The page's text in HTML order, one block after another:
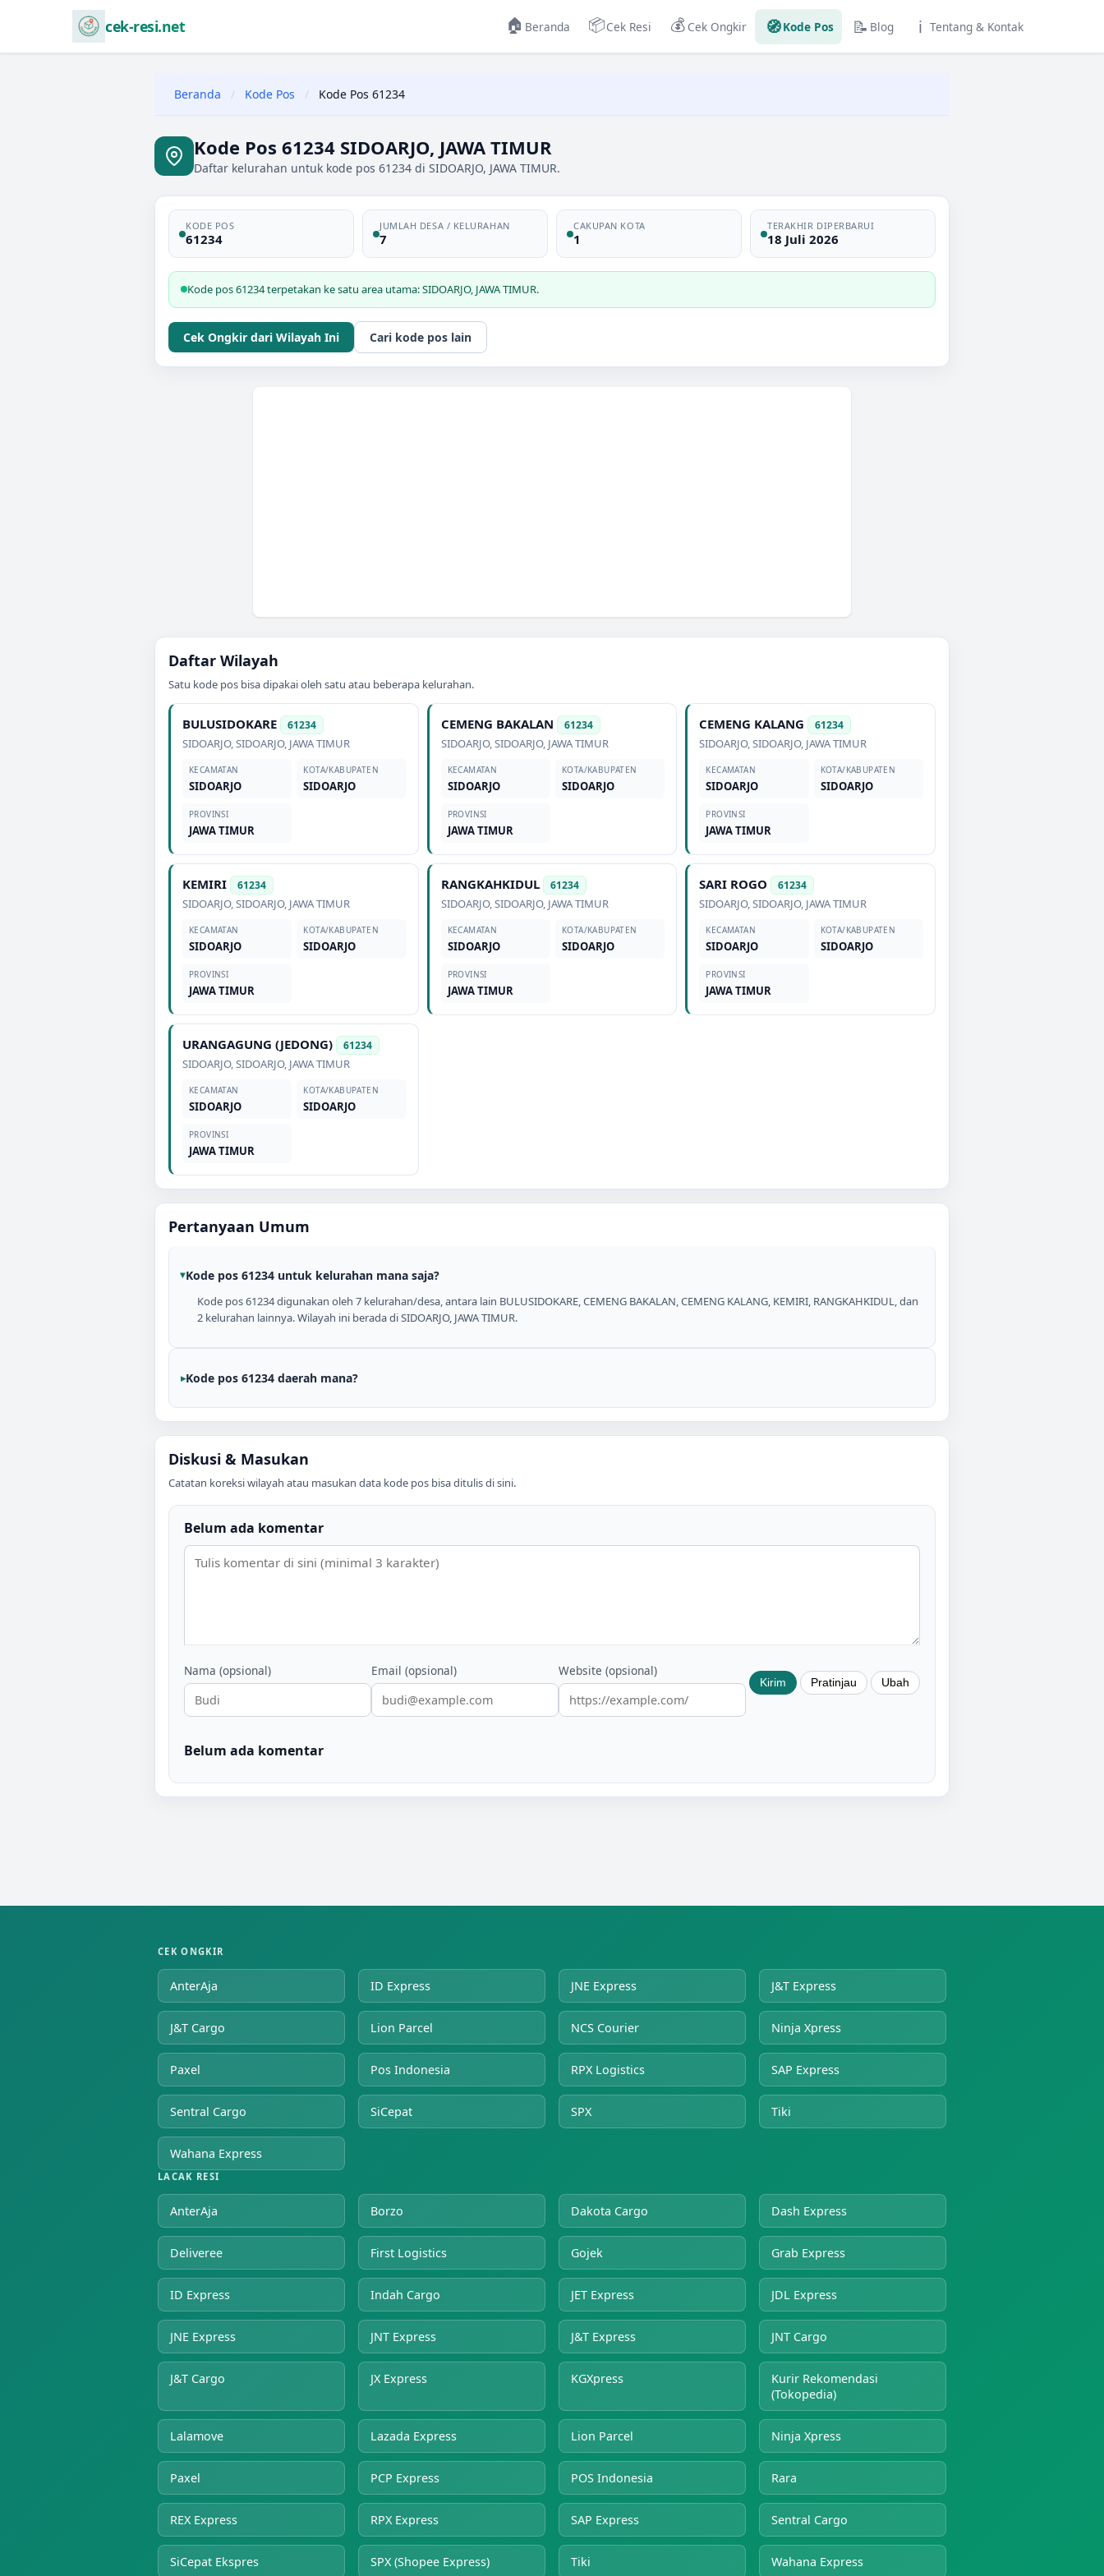
cek-resi.net 🏠 Beranda 📦Cek Resi 💰 Cek Ongkir 🧭Kode Pos 📝 Blog ℹ️ Tentang & Kontak
Beranda / Kode Pos / Kode Pos 61234
Kode Pos 61234 SIDOARJO, JAWA TIMUR
Daftar kelurahan untuk kode pos 61234 di SIDOARJO, JAWA TIMUR.
KODE POS
61234
JUMLAH DESA / KELURAHAN
7
CAKUPAN KOTA
1
TERAKHIR DIPERBARUI
18 Juli 2026
Kode pos 61234 terpetakan ke satu area utama: SIDOARJO, JAWA TIMUR.
Cek Ongkir dari Wilayah Ini Cari kode pos lain
Daftar Wilayah
Satu kode pos bisa dipakai oleh satu atau beberapa kelurahan.
BULUSIDOKARE 61234
SIDOARJO,SIDOARJO, JAWA TIMUR
KECAMATAN
SIDOARJO
KOTA/KABUPATEN
SIDOARJO
PROVINSI
JAWA TIMUR
CEMENG BAKALAN 61234
SIDOARJO,SIDOARJO, JAWA TIMUR
KECAMATAN
SIDOARJO
KOTA/KABUPATEN
SIDOARJO
PROVINSI
JAWA TIMUR
CEMENG KALANG 61234
SIDOARJO,SIDOARJO, JAWA TIMUR
KECAMATAN
SIDOARJO
KOTA/KABUPATEN
SIDOARJO
PROVINSI
JAWA TIMUR
KEMIRI 61234
SIDOARJO,SIDOARJO, JAWA TIMUR
KECAMATAN
SIDOARJO
KOTA/KABUPATEN
SIDOARJO
PROVINSI
JAWA TIMUR
RANGKAHKIDUL 61234
SIDOARJO,SIDOARJO, JAWA TIMUR
KECAMATAN
SIDOARJO
KOTA/KABUPATEN
SIDOARJO
PROVINSI
JAWA TIMUR
SARI ROGO 61234
SIDOARJO,SIDOARJO, JAWA TIMUR
KECAMATAN
SIDOARJO
KOTA/KABUPATEN
SIDOARJO
PROVINSI
JAWA TIMUR
URANGAGUNG (JEDONG) 61234
SIDOARJO,SIDOARJO, JAWA TIMUR
KECAMATAN
SIDOARJO
KOTA/KABUPATEN
SIDOARJO
PROVINSI
JAWA TIMUR
Pertanyaan Umum
Kode pos 61234 untuk kelurahan mana saja?
Kode pos 61234 digunakan oleh 7 kelurahan/desa, antara lain BULUSIDOKARE, CEMENG BAKALAN, CEMENG KALANG, KEMIRI, RANGKAHKIDUL, dan
2 kelurahan lainnya. Wilayah ini berada di SIDOARJO, JAWA TIMUR.
Kode pos 61234 daerah mana?
Diskusi & Masukan
Catatan koreksi wilayah atau masukan data kode pos bisa ditulis di sini.
Belum ada komentar
Nama (opsional) Email (opsional) Website (opsional)
Belum ada komentar
CEK ONGKIR
AnterAja ID Express JNE Express J&T Express
J&T Cargo Lion Parcel NCS Courier Ninja Xpress
Paxel Pos Indonesia RPX Logistics SAP Express
Sentral Cargo SiCepat SPX Tiki
Wahana Express
LACAK RESI
AnterAja Borzo Dakota Cargo Dash Express
Deliveree First Logistics Gojek Grab Express
ID Express Indah Cargo JET Express JDL Express
JNE Express JNT Express J&T Express JNT Cargo
J&T Cargo JX Express KGXpress
Kurir Rekomendasi
(Tokopedia)
Lalamove Lazada Express Lion Parcel Ninja Xpress
Paxel PCP Express POS Indonesia Rara
REX Express RPX Express SAP Express Sentral Cargo
SiCepat Ekspres SPX (Shopee Express) Tiki Wahana Express